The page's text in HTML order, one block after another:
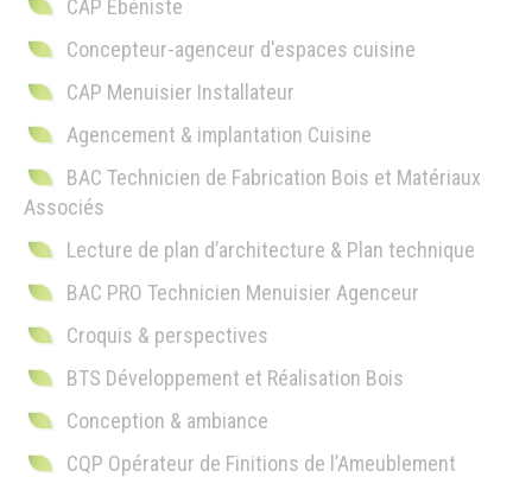
CAP Ebéniste
Concepteur-agenceur d'espaces cuisine
CAP Menuisier Installateur
Agencement & implantation Cuisine
BAC Technicien de Fabrication Bois et Matériaux
Associés
Lecture de plan d’architecture & Plan technique
BAC PRO Technicien Menuisier Agenceur
Croquis & perspectives
BTS Développement et Réalisation Bois
Conception & ambiance
CQP Opérateur de Finitions de l’Ameublement